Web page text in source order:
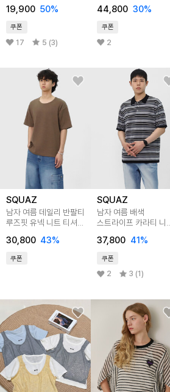
19,900 50%
쿠폰
17 5 (3)
44,800 30%
쿠폰
2
SQUAZ
남자 여름 데일리 반팔티
루즈핏 유넥 니트 티셔츠
30,800 43%
쿠폰
SQUAZ
남자 여름 배색
스트라이프 카라티 니트
37,800 41 %
쿠폰
2 3 (1)